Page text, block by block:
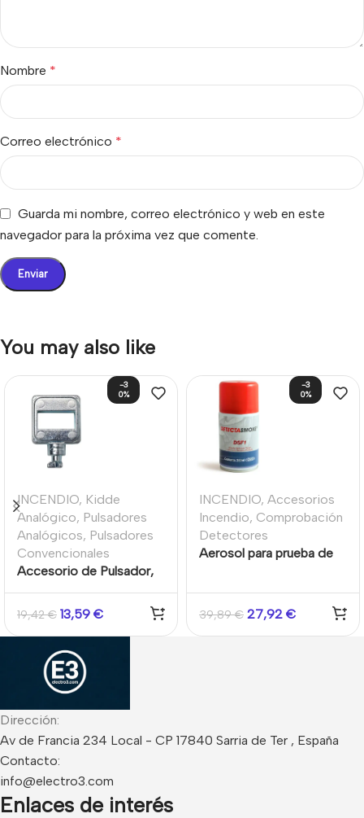
Nombre *
Correo electrónico *
Guarda mi nombre, correo electrónico y web en este
navegador para la próxima vez que comente.
You may also like
-3
0%
INCENDIO, Kidde
Analógico, Pulsadores
Analógicos, Pulsadores
Convencionales
Accesorio de Pulsador,
llave de test para
pulsador, metal Kidde
(Paquete de 10
19,42€ 13,59 €
-3
0%
INCENDIO, Accesorios
Incendio, Comprobación
Detectores
Aerosol para prueba de
industriales y/o
autónomos 250ml
39,89€ 27,92 €
Dirección:
Av de Francia 234 Local - CP 17840 Sarria de Ter , España
Contacto:
info@electro3.com
Enlaces de interés